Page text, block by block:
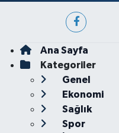
Ana Sayfa
Kategoriler
Genel
Ekonomi
Sağlık
Spor